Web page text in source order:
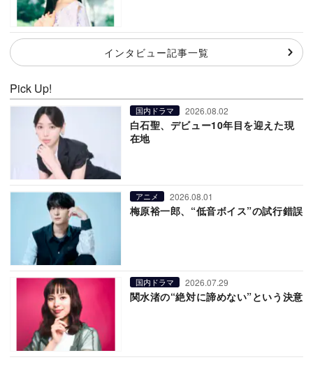
インタビュー記事一覧
Pick Up!
国内ドラマ 2026.08.02
白石聖、デビュー10年目を迎えた現
在地
アニメ 2026.08.01
梅原裕一郎、“低音ボイス”の試行錯誤
国内ドラマ 2026.07.29
関水渚の“絶対に諦めない”という決意